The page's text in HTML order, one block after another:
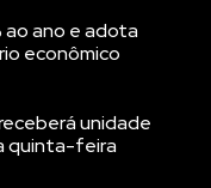
ao ano e adota
econômico
unidade
quinta-feira